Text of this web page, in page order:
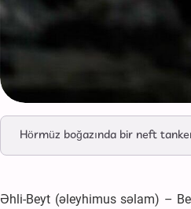
Hörmüz boğazında bir neft
Əhli-Beyt (əleyhimus səlam) –